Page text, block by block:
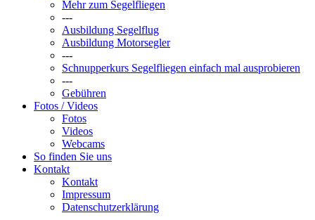
Mehr zum Segelfliegen
---
Ausbildung Segelflug
Ausbildung Motorsegler
---
Schnupperkurs Segelfliegen einfach mal ausprobieren
---
Gebühren
Fotos / Videos
Fotos
Videos
Webcams
So finden Sie uns
Kontakt
Kontakt
Impressum
Datenschutzerklärung